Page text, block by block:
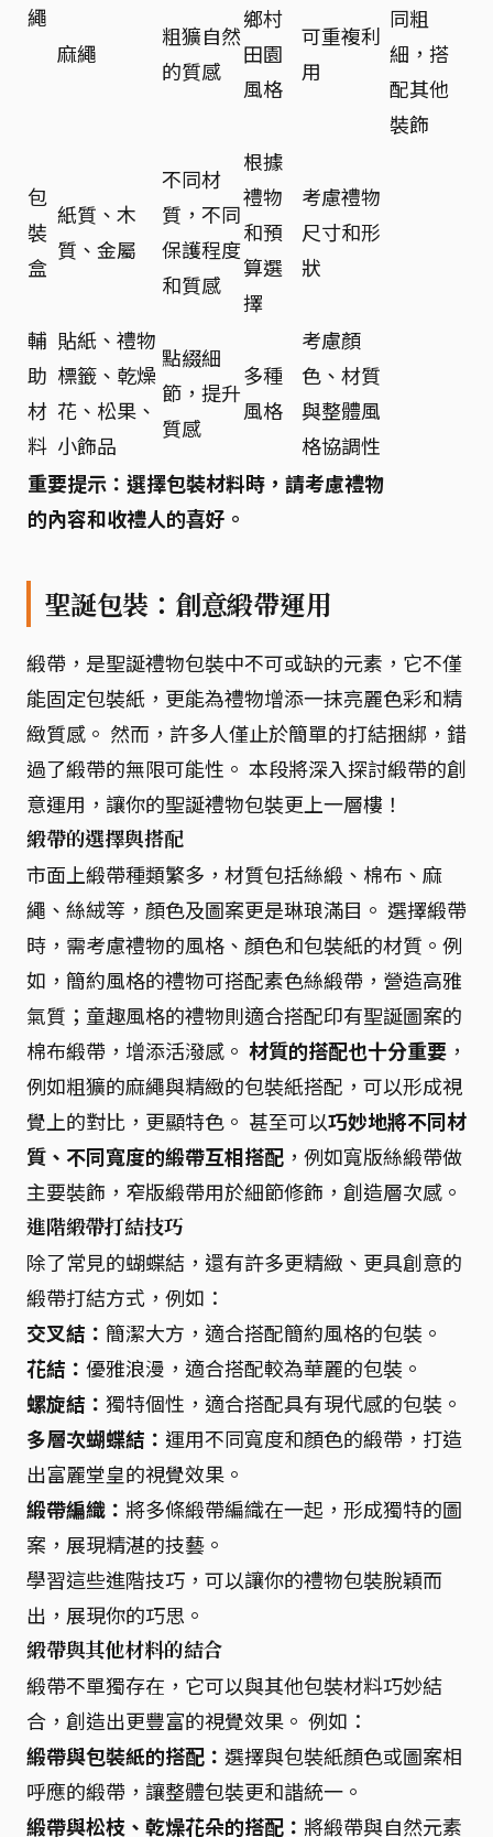
繩
麻繩
粗獷自然
的質感
鄉村
田園
風格
可重複利
用
同粗
細，搭
配其他
裝飾
包
裝
盒
紙質、木
質、金屬
不同材
質，不同
保護程度
和質感
根據
禮物
和預
算選
擇
考慮禮物
尺寸和形
狀
輔
助
材
料
貼紙、禮物
標籤、乾燥
花、松果、
小飾品
點綴細
節，提升
質感
多種
風格
考慮顏
色、材質
與整體風
格協調性
重要提示：選擇包裝材料時，請考慮禮物
的內容和收禮人的喜好。
聖誕包裝：創意緞帶運用
緞帶，是聖誕禮物包裝中不可或缺的元素，它不僅
能固定包裝紙，更能為禮物增添一抹亮麗色彩和精
緻質感。 然而，許多人僅止於簡單的打結捆綁，錯
過了緞帶的無限可能性。 本段將深入探討緞帶的創
意運用，讓你的聖誕禮物包裝更上一層樓！
緞帶的選擇與搭配
市面上緞帶種類繁多，材質包括絲緞、棉布、麻
繩、絲絨等，顏色及圖案更是琳琅滿目。 選擇緞帶
時，需考慮禮物的風格、顏色和包裝紙的材質。例
如，簡約風格的禮物可搭配素色絲緞帶，營造高雅
氣質；童趣風格的禮物則適合搭配印有聖誕圖案的
棉布緞帶，增添活潑感。 材質的搭配也十分重要 ，
例如粗獷的麻繩與精緻的包裝紙搭配，可以形成視
覺上的對比，更顯特色。 甚至可以巧妙地將不同材
質、不同寬度的緞帶互相搭配 ，例如寬版絲緞帶做
主要裝飾，窄版緞帶用於細節修飾，創造層次感。
進階緞帶打結技巧
除了常見的蝴蝶結，還有許多更精緻、更具創意的
緞帶打結方式，例如：
交叉結： 簡潔大方，適合搭配簡約風格的包裝。
花結： 優雅浪漫，適合搭配較為華麗的包裝。
螺旋結： 獨特個性，適合搭配具有現代感的包裝。
多層次蝴蝶結： 運用不同寬度和顏色的緞帶，打造
出富麗堂皇的視覺效果。
緞帶編織： 將多條緞帶編織在一起，形成獨特的圖
案，展現精湛的技藝。
學習這些進階技巧，可以讓你的禮物包裝脫穎而
出，展現你的巧思。
緞帶與其他材料的結合
緞帶不單獨存在，它可以與其他包裝材料巧妙結
合，創造出更豐富的視覺效果。 例如：
緞帶與包裝紙的搭配： 選擇與包裝紙顏色或圖案相
呼應的緞帶，讓整體包裝更和諧統一。
緞帶與松枝、乾燥花朵的搭配： 將緞帶與自然元素